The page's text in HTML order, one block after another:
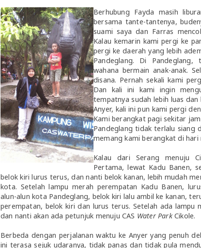
Berhubung Fayda masih
bersama tante-tantenya,
suami saya dan Farras
Kalau kemarin kami pergi ke
pergi ke daerah yang lebih
Pandeglang. Di
wahana bermain anak-anak.
disana. Pernah sekali kami
Dan kali ini kami ingin
tempatnya sudah lebih luas
Anyer, kali ini pun kami pergi
Kami berangkat pagi sekitar
Pandeglang tidak terlalu siang
memang kami berangkat di hari
Kalau dari Serang menuju
Pertama, lewat Kadu Banen,
belok kiri lurus terus, dan nanti belok kanan, lebih mudah
kota. Setelah lampu merah perempatan Kadu Banen,
alun-alun kota Pandeglang, belok kiri lalu ambil ke kanan,
perempatan, belok kiri dan lurus terus. Setelah ada lampu
dan nanti akan ada petunjuk menuju CAS Water ParkCikole.
Berbeda dengan perjalanan waktu ke Anyer yang penuh
ini terasa sejuk udaranya, tidak panas dan tidak pula